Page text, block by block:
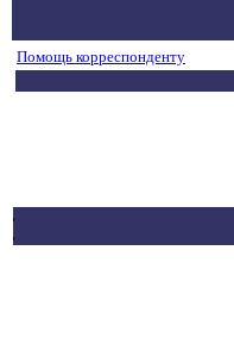
Помощь корреспонденту